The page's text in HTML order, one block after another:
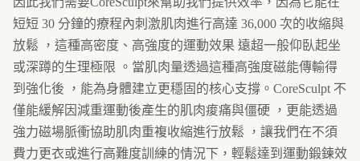
短短 30 分鐘的療程內刺激肌肉進行高達 36,000 次的收縮與
放鬆 ，這種高密度、高強度的運動效果 遠超一般仰臥起坐
或深蹲的生理極限 。當肌肉量透過這種高強度磁能傳輸得
到強化後 ，能為身體建立更穩固的核心支撐。CoreSculpt 不
僅能緩解因減重運動後產生的肌肉痠痛與僵硬 ，更能透過
強力磁場脈衝協助肌肉重複收縮進行放鬆 ，讓我們在不須
費力更衣或進行高難度訓練的情況下，輕鬆達到運動鍛鍊效